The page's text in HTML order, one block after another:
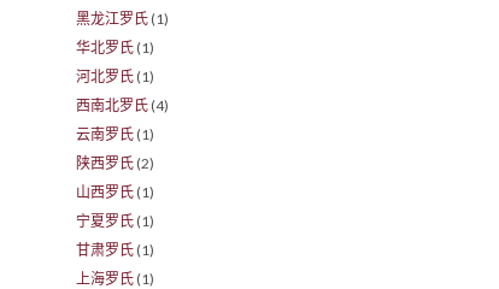
黑龙江罗氏 (1)
华北罗氏 (1)
河北罗氏 (1)
西南北罗氏 (4)
云南罗氏 (1)
陕西罗氏 (2)
山西罗氏 (1)
宁夏罗氏 (1)
甘肃罗氏 (1)
上海罗氏 (1)